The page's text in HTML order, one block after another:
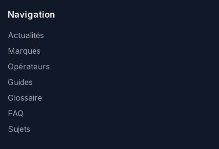
Navigation
Actualités
Marques
Opérateurs
Guides
Glossaire
FAQ
Sujets